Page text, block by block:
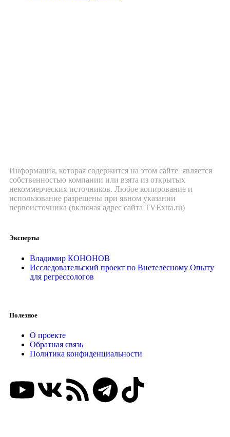
Информация, которая содержится на этом сайте является
собственностью компании или взята из открытых
некоммерческих источников. Любое копирование и
использование разрешены при явном указании
первоисточника (включая адрес сайта TVExtra.ru)
Эксперты
Владимир КОНОНОВ
Исследовательский проект по Внетелесному Опыту
для регрессологов
Полезное
О проекте
Обратная связь
Политика конфиденциальности